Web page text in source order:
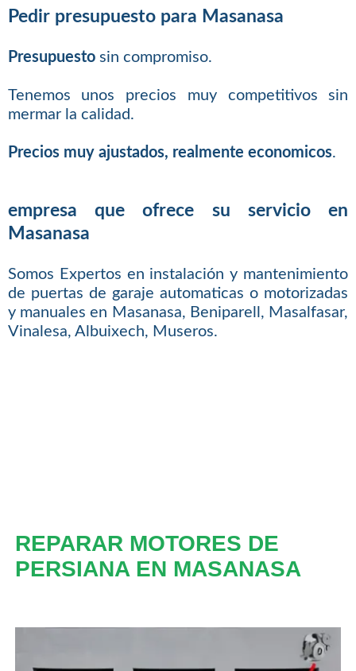
Pedir presupuesto para Masanasa
Presupuestosin compromiso.
Tenemos unos precios muy competitivos sin
mermar la calidad.
Precios muy ajustados, realmente economicos.
empresa que ofrece su servicio en
Masanasa
Somos Expertos en instalación y mantenimiento
de puertas de garaje automaticas o motorizadas
y manuales en Masanasa, Beniparell, Masalfasar,
Vinalesa, Albuixech, Museros.
REPARAR MOTORES DE
PERSIANA EN MASANASA